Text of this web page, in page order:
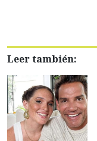
Leer también: